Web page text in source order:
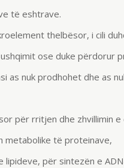
të eshtrave.
thelbësor, i cili
ose duke përdorur
as nuk prodhohet dhe as
për rritjen dhe zhvillimin e
metabolike të proteinave,
lipideve, për sintezën e